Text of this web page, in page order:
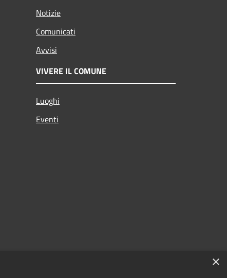
Notizie
Comunicati
Avvisi
VIVERE IL COMUNE
Luoghi
Eventi
×